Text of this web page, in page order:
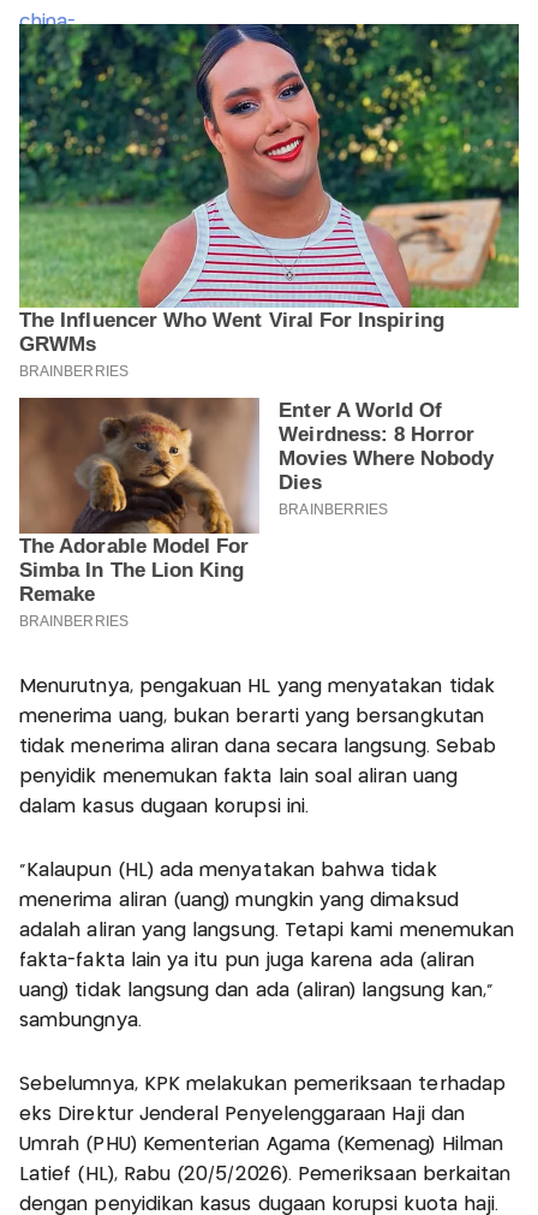
Menurutnya, pengakuan HL yang menyatakan tidak
menerima uang, bukan berarti yang bersangkutan
tidak menerima aliran dana secara langsung. Sebab
penyidik menemukan fakta lain soal aliran uang
dalam kasus dugaan korupsi ini.
"Kalaupun (HL) ada menyatakan bahwa tidak
menerima aliran (uang) mungkin yang dimaksud
adalah aliran yang langsung. Tetapi kami menemukan
fakta-fakta lain ya itu pun juga karena ada (aliran
uang) tidak langsung dan ada (aliran) langsung kan,"
sambungnya.
Sebelumnya, KPK melakukan pemeriksaan terhadap
eks Direktur Jenderal Penyelenggaraan Haji dan
Umrah (PHU) Kementerian Agama (Kemenag) Hilman
Latief (HL), Rabu (20/5/2026). Pemeriksaan berkaitan
dengan penyidikan kasus dugaan korupsi kuota haji.